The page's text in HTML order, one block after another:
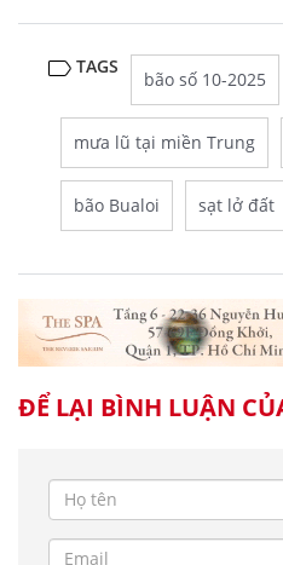
TAGS
bão số 10-2025
mưa lũ tại miền Trung
bão Bualoi sạt lở đất
ĐỂ LẠI BÌNH LUẬN